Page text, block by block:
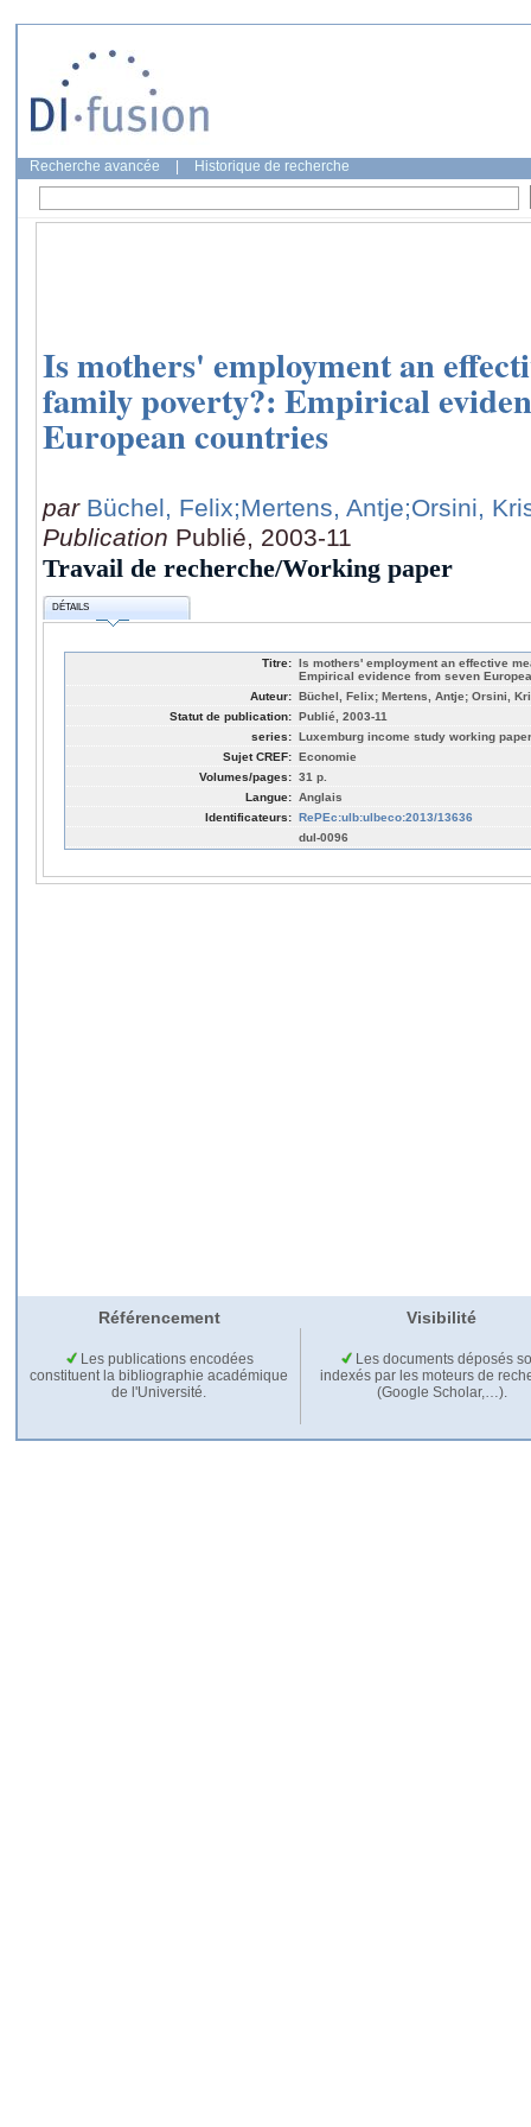
Recherche avancée Historique de recherche
Is mothers' employment an
family poverty?: Empirical
European countries
par Büchel, Felix;Mertens, Antje;Orsini,
Publication Publié, 2003-11
Travail de recherche/Working paper
DÉTAILS
Titre: Is mothers' employment an effective
Empirical evidence from seven
Auteur: Büchel, Felix; Mertens, Antje; Orsini,
Statut de publication: Publié, 2003-11
series: Luxemburg income study working
Sujet CREF: Economie
Volumes/pages: 31 p.
Langue: Anglais
Identificateurs: RePEc:ulb:ulbeco:2013/13636
dul-0096
Référencement Visibilité
Les publications encodées
constituent la bibliographie académique
de l'Université.
Les documents déposés
indexés par les moteurs de
(Google Scholar,…).